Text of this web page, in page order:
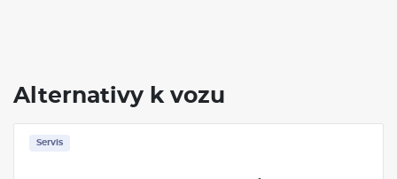
Alternativy k vozu
Servis